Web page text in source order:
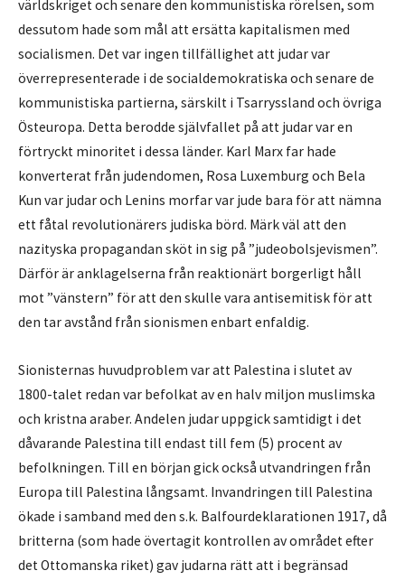
världskriget och senare den kommunistiska rörelsen, som
dessutom hade som mål att ersätta kapitalismen med
socialismen. Det var ingen tillfällighet att judar var
överrepresenterade i de socialdemokratiska och senare de
kommunistiska partierna, särskilt i Tsarryssland och övriga
Östeuropa. Detta berodde självfallet på att judar var en
förtryckt minoritet i dessa länder. Karl Marx far hade
konverterat från judendomen, Rosa Luxemburg och Bela
Kun var judar och Lenins morfar var jude bara för att nämna
ett fåtal revolutionärers judiska börd. Märk väl att den
nazityska propagandan sköt in sig på ”judeobolsjevismen”.
Därför är anklagelserna från reaktionärt borgerligt håll
mot ”vänstern” för att den skulle vara antisemitisk för att
den tar avstånd från sionismen enbart enfaldig.
Sionisternas huvudproblem var att Palestina i slutet av
1800-talet redan var befolkat av en halv miljon muslimska
och kristna araber. Andelen judar uppgick samtidigt i det
dåvarande Palestina till endast till fem (5) procent av
befolkningen. Till en början gick också utvandringen från
Europa till Palestina långsamt. Invandringen till Palestina
ökade i samband med den s.k. Balfourdeklarationen 1917, då
britterna (som hade övertagit kontrollen av området efter
det Ottomanska riket) gav judarna rätt att i begränsad